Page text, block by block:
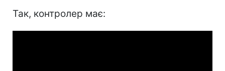
Так, контролер має: